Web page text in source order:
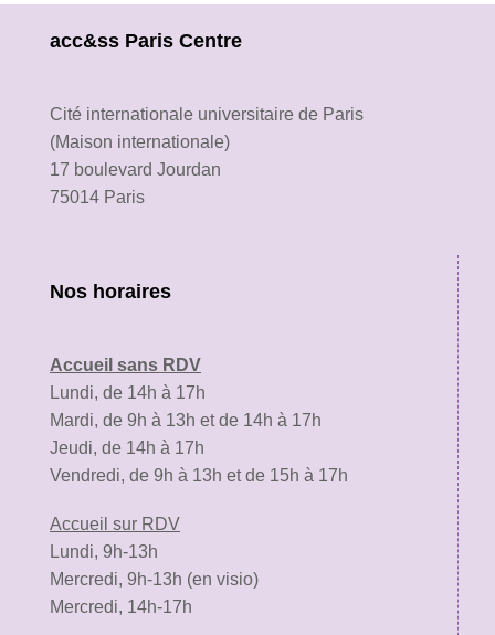
acc&ss Paris Centre
Cité internationale universitaire de Paris
(Maison internationale)
17 boulevard Jourdan
75014 Paris
Nos horaires
Accueil sans RDV
Lundi, de 14h à 17h
Mardi, de 9h à 13h et de 14h à 17h
Jeudi, de 14h à 17h
Vendredi, de 9h à 13h et de 15h à 17h
Accueil sur RDV
Lundi, 9h-13h
Mercredi, 9h-13h (en visio)
Mercredi, 14h-17h